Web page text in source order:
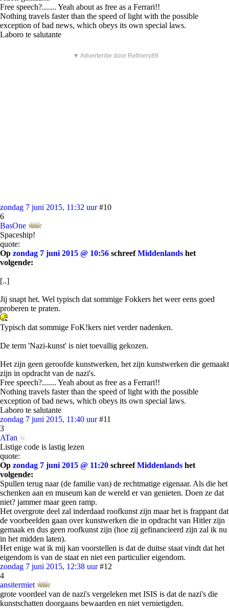
Free speech?....... Yeah about as free as a Ferrari!!
Nothing travels faster than the speed of light with the possible
exception of bad news, which obeys its own special laws.
Laboro te salutante
▼ Advertentie door Refinery89
zondag 7 juni 2015, 11:32 uur #10
6
BasOne
Spaceship!
quote:
Op zondag 7 juni 2015 @ 10:56 schreefMiddenlands het
volgende:
[..]
Jij snapt het. Wel typisch dat sommige Fokkers het weer eens goed
proberen te praten.
Typisch dat sommige FoK!kers niet verder nadenken.
De term 'Nazi-kunst' is niet toevallig gekozen.
Het zijn geen geroofde kunstwerken, het zijn kunstwerken die gemaakt
zijn in opdracht van de nazi's.
Free speech?....... Yeah about as free as a Ferrari!!
Nothing travels faster than the speed of light with the possible
exception of bad news, which obeys its own special laws.
Laboro te salutante
zondag 7 juni 2015, 11:40 uur #11
3
ATan
Listige code is lastig lezen
quote:
Op zondag 7 juni 2015 @ 11:20 schreefMiddenlands het
volgende:
Spullen terug naar (de familie van) de rechtmatige eigenaar. Als die het
schenken aan en museum kan de wereld er van genieten. Doen ze dat
niet? jammer maar geen ramp.
Het overgrote deel zal inderdaad roofkunst zijn maar het is frappant dat
de voorbeelden gaan over kunstwerken die in opdracht van Hitler zijn
gemaak en dus geen roofkunst zijn (hoe zij gefinancieerd zijn zal ik nu
in het midden laten).
Het enige wat ik mij kan voorstellen is dat de duitse staat vindt dat het
eigendom is van de staat en niet een particulier eigendom.
zondag 7 juni 2015, 12:38 uur #12
4
ansitermiet
grote voordeel van de nazi's vergeleken met ISIS is dat de nazi's die
kunstschatten doorgaans bewaarden en niet vernietigden.